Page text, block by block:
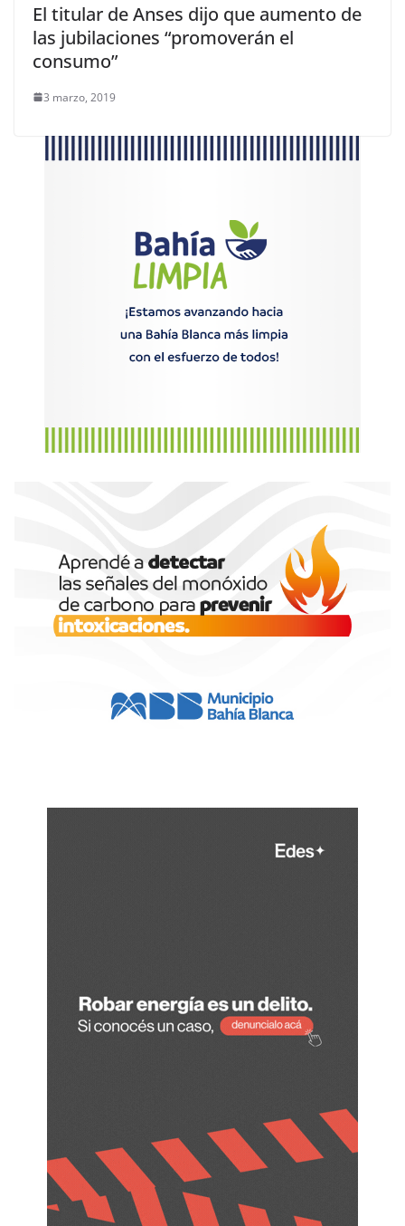
El titular de Anses dijo que aumento de
las jubilaciones “promoverán el
consumo”
3 marzo, 2019